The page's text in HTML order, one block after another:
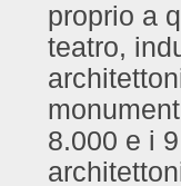
proprio a
teatro,
8.000 e i